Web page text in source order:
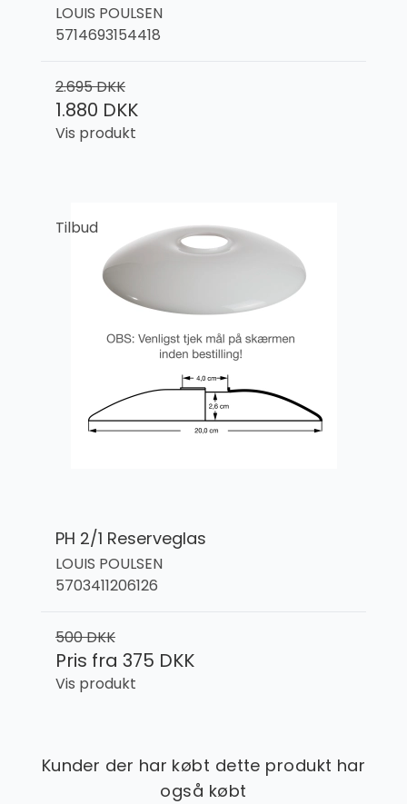
LOUIS POULSEN
5714693154418
2.695 DKK
1.880 DKK
Vis produkt
Tilbud
PH 2/1 Reserveglas
LOUIS POULSEN
5703411206126
500 DKK
Pris fra 375 DKK
Vis produkt
Kunder der har købt dette produkt har
også købt